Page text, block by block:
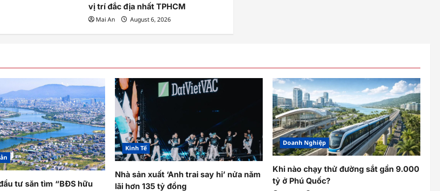
vị trí đắc địa nhất TPHCM
Mai An August 6, 2026
tư săn tìm “BĐS hữu
Kinh Tế
Nhà sản xuất ‘Anh trai say hi’ nửa năm
lãi hơn 135 tỷ đồng
Doanh Nghiệp
Khi nào chạy thử đường sắt gần 9.000
tỷ ở Phú Quốc?